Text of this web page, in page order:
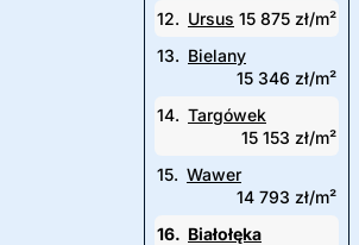
12. Ursus 15 875 zł/m²
13. Bielany
15 346 zł/m²
14. Targówek
15 153 zł/m²
15. Wawer
14 793 zł/m²
16. Białołęka